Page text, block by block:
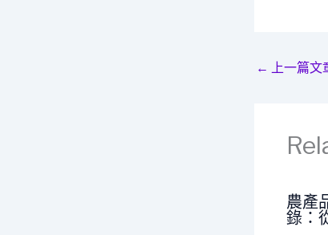
← 上一篇文
農產
錄：